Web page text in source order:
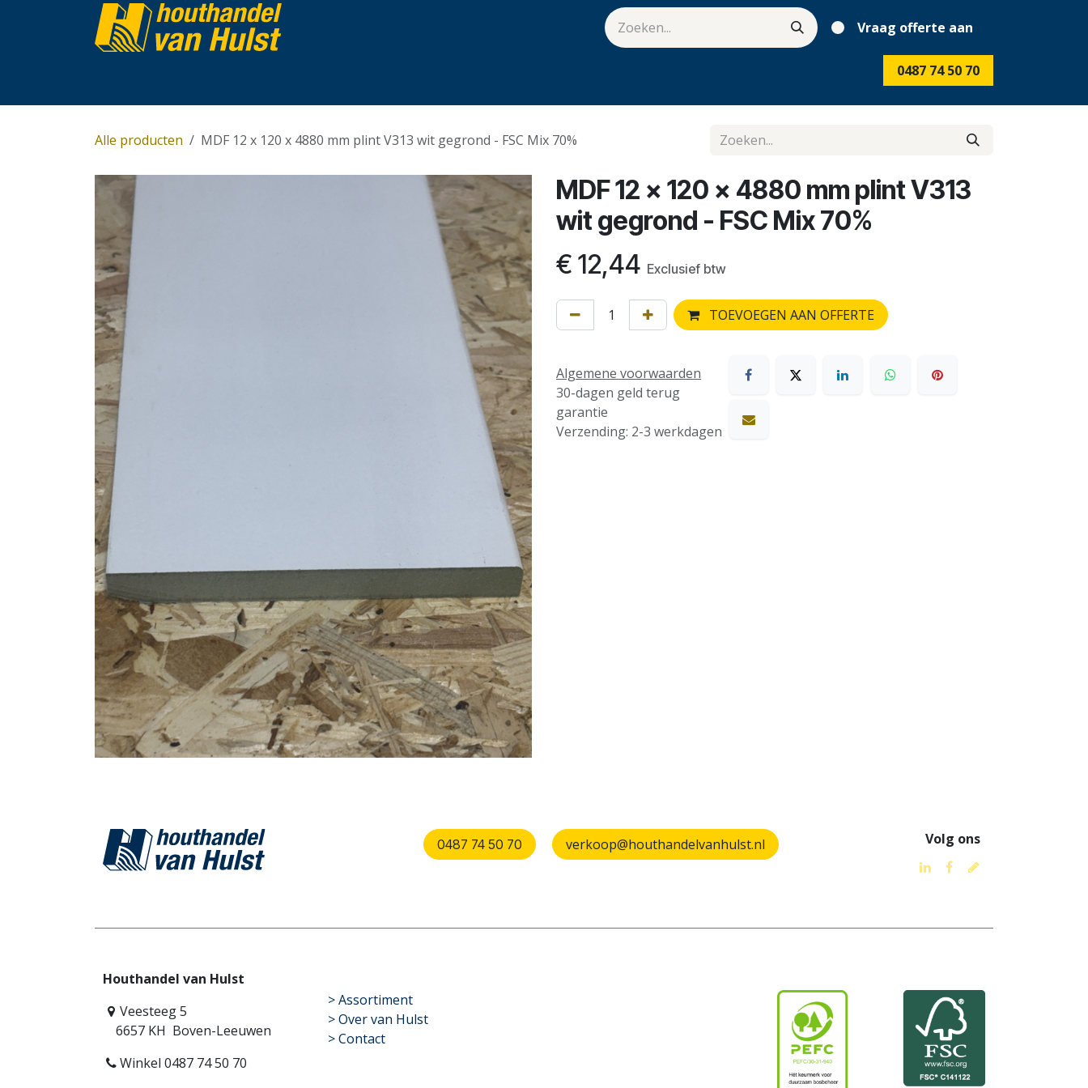
Overslaan naar inhoud
Vraag offerte aan
0487 74 50 70
Alle producten MDF 12 x 120 x 4880 mm plint V313 wit gegrond - FSC Mix 70%
MDF 12 x 120 x 4880 mm plint V313
wit gegrond - FSC Mix 70%
€ 12,44 Exclusief btw
TOEVOEGEN AAN OFFERTE
Algemene voorwaarden
30-dagen geld terug
garantie
Verzending: 2-3 werkdagen
verkoop@houthandelvanhulst.nl Volg ons
0487 74 50 70
Houthandel van Hulst
Veesteeg 5
6657 KH Boven-Leeuwen
Winkel 0487 74 50 70
​>Assortiment
> Over van Hulst
> Contact